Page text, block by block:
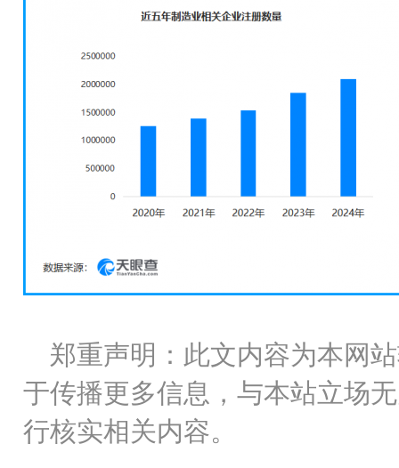
郑重声明：此文内容为本网
于传播更多信息，与本站立场
行核实相关内容。